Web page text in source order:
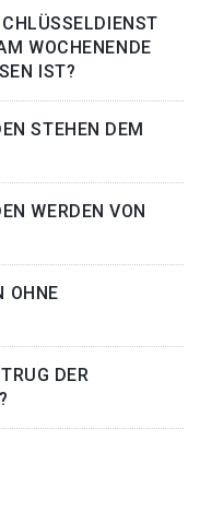
WOCHENENDE
IST?
STEHEN DEM
WERDEN VON
OHNE
DER